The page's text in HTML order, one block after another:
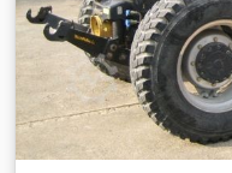
Schmedt PraForm 21-
libros con cortador de
Alemania. La máquina
lista para la
máximo: 420 x 520 x
eléctrica: 230 V + aire
conjunto de dos